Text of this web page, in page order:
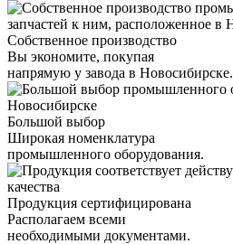
Собственное производство
Вы экономите, покупая
напрямую у завода в Новосибирске.
Большой выбор
Широкая номенклатура
промышленного оборудования.
Продукция сертифицирована
Располагаем всеми
необходимыми документами.